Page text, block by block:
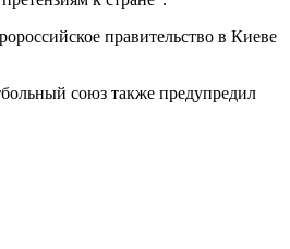
правительство в Киеве
союз также предупредил